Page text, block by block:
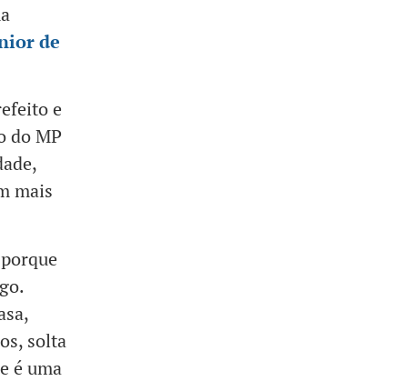
de
e
do MP
mais
solta
é uma